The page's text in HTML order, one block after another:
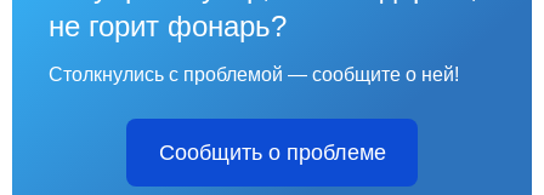
не горит фонарь?
Столкнулись с проблемой — сообщите о ней!
Сообщить о проблеме